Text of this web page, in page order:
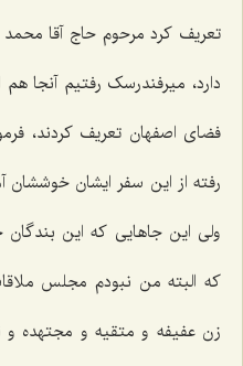
تعریف کرد مرحوم حاج آقا
دارد، میرفندرسک رفتیم آنجا
فضای اصفهان تعریف کردند،
رفته از این سفر ایشان خوششان
ولی این جاهایی که این
که البته من نبودم مجلس
زن عفیفه و متقیه و مجتهده